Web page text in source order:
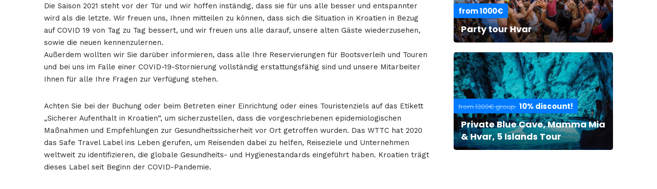
Die Saison 2021 steht vor der Tür und wir hoffen inständig, dass sie für uns alle besser und entspannter
wird als die letzte. Wir freuen uns, Ihnen mitteilen zu können, dass sich die Situation in Kroatien in Bezug
auf COVID 19 von Tag zu Tag bessert, und wir freuen uns alle darauf, unsere alten Gäste wiederzusehen,
sowie die neuen kennenzulernen.
Außerdem wollten wir Sie darüber informieren, dass alle Ihre Reservierungen für Bootsverleih und Touren
und bei uns im Falle einer COVID-19-Stornierung vollständig erstattungsfähig sind und unsere Mitarbeiter
Ihnen für alle Ihre Fragen zur Verfügung stehen.
Achten Sie bei der Buchung oder beim Betreten einer Einrichtung oder eines Touristenziels auf das Etikett
„Sicherer Aufenthalt in Kroatien“, um sicherzustellen, dass die vorgeschriebenen epidemiologischen
Maßnahmen und Empfehlungen zur Gesundheitssicherheit vor Ort getroffen wurden. Das WTTC hat 2020
das Safe Travel Label ins Leben gerufen, um Reisenden dabei zu helfen, Reiseziele und Unternehmen
weltweit zu identifizieren, die globale Gesundheits- und Hygienestandards eingeführt haben. Kroatien trägt
dieses Label seit Beginn der COVID-Pandemie.
from 1000€
Party tour Hvar
from 1300€ group 10% discount!
Private Blue Cave, Mamma Mia
& Hvar, 5 Islands Tour